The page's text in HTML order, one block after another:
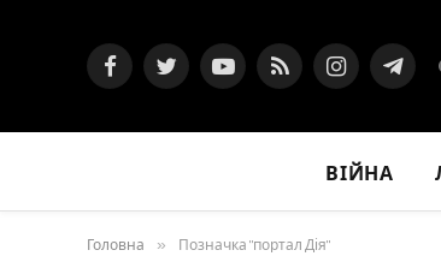
FacebookTwitterYouTubeRSS Instagram
ВІЙНА
Головна » Позначка "портал Дія"